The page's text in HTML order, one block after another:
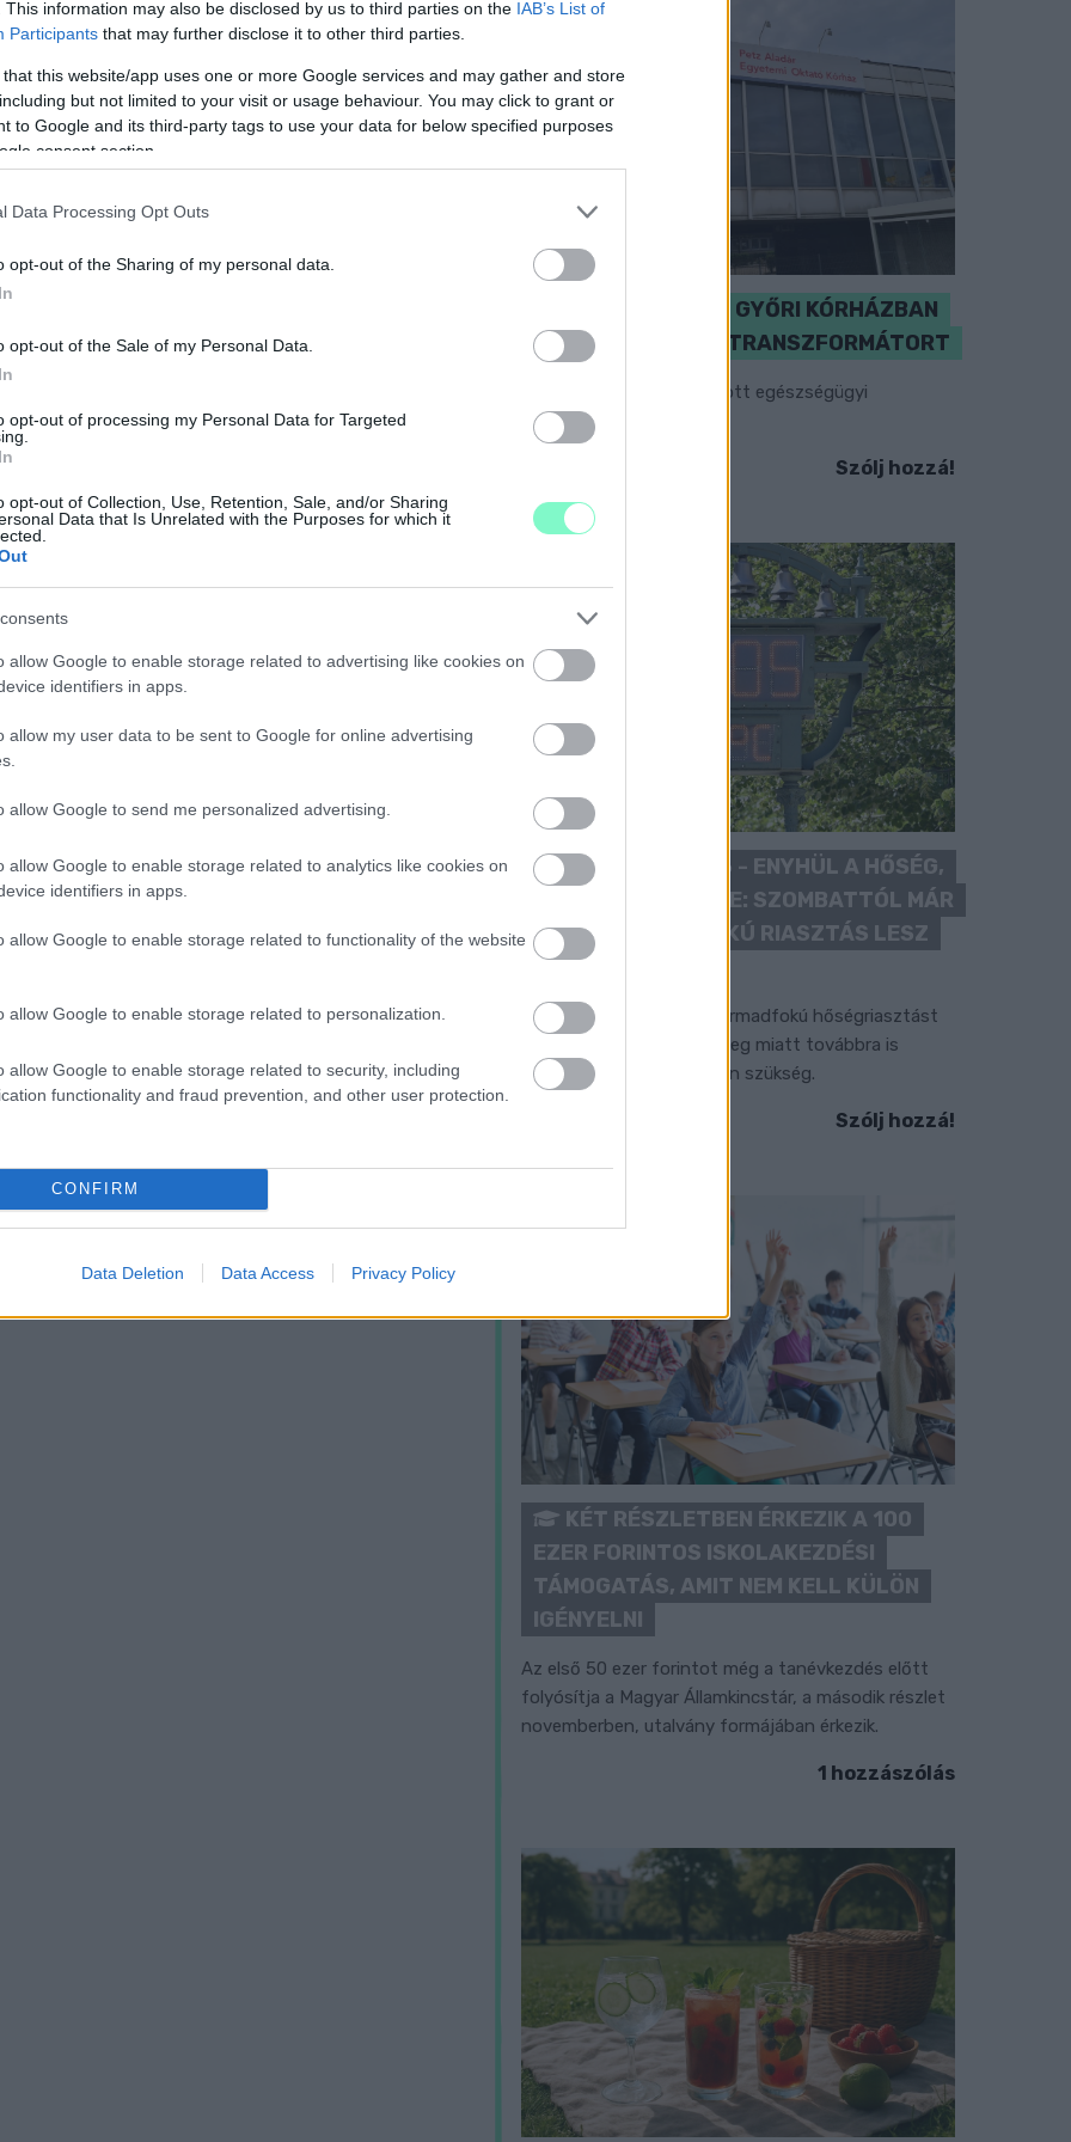
This information may also be disclosed by us to third parties on the IAB’s List of
Participants that may further disclose it to other third parties.
that this website/app uses one or more Google services and may gather and store
but not limited to your visit or usage behaviour. You may click to grant or
to Google and its third-party tags to use your data for below specified purposes
consent section.
Data Processing Opt Outs
opt-out of the Sharing of my personal data.
opt-out of the Sale of my Personal Data.
opt-out of processing my Personal Data for Targeted
opt-out of Collection, Use, Retention, Sale, and/or Sharing
Data that Is Unrelated with the Purposes for which it
allow Google to enable storage related to advertising like cookies on
identifiers in apps.
allow my user data to be sent to Google for online advertising
allow Google to send me personalized advertising.
allow Google to enable storage related to analytics like cookies on
identifiers in apps.
allow Google to enable storage related to functionality of the website
allow Google to enable storage related to personalization.
allow Google to enable storage related to security, including
functionality and fraud prevention, and other user protection.
CONFIRM
Data Deletion Data Access Privacy Policy
be saját jelöltet, és nem is állt be senki
Simon Róbert Balázs (Fidesz) fő kihívója
egyelőre kevés jelöltet jelentettek be.
nem jelentettek be jelöltet a körzetben, és
győztese lesz Kara Ákos (Fidesz) fő
Ágnes Juhász István Győr
KICSERÉLTÉK A GYŐRI KÓRHÁZBAN
MEGHIBÁSODOTT TRANSZFORMÁTORT
Megkezdték az elhalasztott egészségügyi
ellátásokat.
Szólj hozzá!
KÁNIKULA 2026 - ENYHÜL A HŐSÉG,
DE MÉG NINCS VÉGE: SZOMBATTÓL MÁR
“CSAK” MÁSODFOKÚ RIASZTÁS LESZ
ÉRVÉNYBEN
A július vége óta tartó harmadfokú hőségriasztást
mérséklik, de a tartós meleg miatt továbbra is
fokozott óvatosságra van szükség.
Szólj hozzá!
KÉT RÉSZLETBEN ÉRKEZIK A 100
EZER FORINTOS ISKOLAKEZDÉSI
TÁMOGATÁS, AMIT NEM KELL KÜLÖN
IGÉNYELNI
Az első 50 ezer forintot még a tanévkezdés előtt
folyósítja a Magyar Államkincstár, a második részlet
novemberben, utalvány formájában érkezik.
1 hozzászólás